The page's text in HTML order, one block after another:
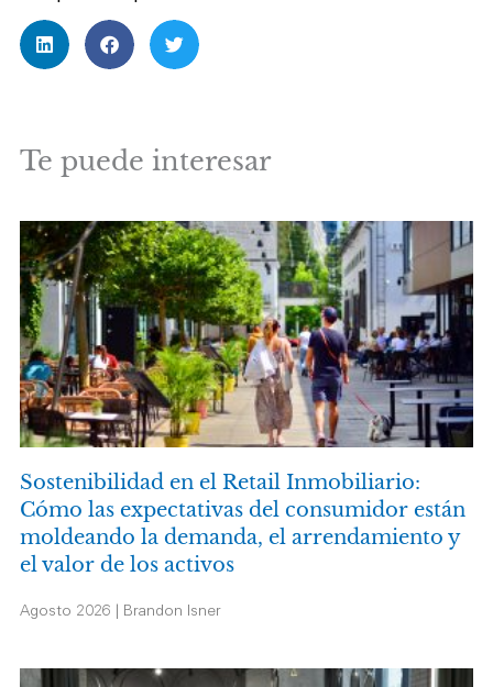
Te puede interesar
Sostenibilidad en el Retail Inmobiliario:
Cómo las expectativas del consumidor están
moldeando la demanda, el arrendamiento y
el valor de los activos
Agosto 2026 | Brandon Isner